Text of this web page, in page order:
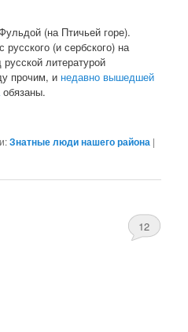
(на Птичьей горе).
(и сербского) на
литературой
прочим, и недавно вышедшей
обязаны.
Знатные люди нашего района |
12